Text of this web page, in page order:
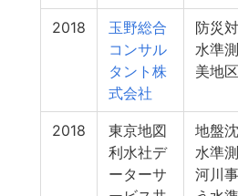
2018
玉野総合
コンサル
タント株
式会社
防災
水準
美地区
2018
東京地図
利水社デ
ーターサ
地盤
水準
河川